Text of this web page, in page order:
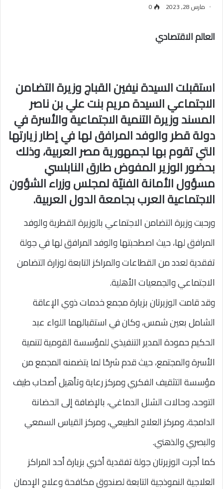
مارس 28, 2023 0
العالم الاقتصادي
استقبلت السيدة نيفين القباج وزيرة التضامن
الاجتماعي السيدة مريم بنت علي بن ناصر
المسند وزيرة التنمية الاجتماعية والأسرة في
دولة قطر والوفد المرافق لها في إطار زيارتها
التي تقوم بها لجمهورية مصر العربية، وذلك
بحضور الوزير المفوض طارق النابلسي
مسؤول الأمانة الفنيّة لمجلس وزراء الشؤون
الاجتماعية العرب بجامعة الدول العربية.
ورحبت وزيرة التضامن الاجتماعي بالوزيرة القطرية والوفد
المرافق لها، حيث اصطحبتها والوفد المرافق لها في جولة
تفقدية لعدد من القطاعات والمراكز التابعة لوزارة التضامن
الاجتماعي والجمعيات الأهلية.
وقد قامت الوزيرتان بزيارة مجمع خدمات ذوي الإعاقة
الشامل بعين شمس، وكان في استقبالهما اللواء عبد
الحكيم حمودة المدير التنفيذي للمؤسسة القومية لتنمية
الأسرة والمجتمع، حيث قدم شرحًا لما يتضمنه المجمع من
مؤسسة التثقيف الفكري ومركز رعاية وتأهيل أصحاب طيف
التوحد، وحالات الشلل الدماغي، بالإضافة إلى الحضانة
الدامجة، ومركز العلاج الطبيعي، ومركز القياس السمعي
والبصري والذهني.
كما أجرت الوزيرتان جولة تفقدية أخري بزيارة أحد المراكز
العلاجية النموذجية التابعة لصندوق مكافحة وعلاج الإدمان